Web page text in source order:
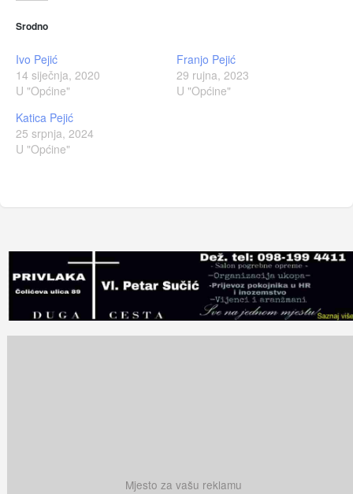
Srodno
Ivo Pejić
14 siječnja, 2020
U "Općine"
Franjo Pejić
29 rujna, 2023
U "Općine"
Katica Pejić
25 srpnja, 2024
U "Općine"
Mjesto za vašu reklamu